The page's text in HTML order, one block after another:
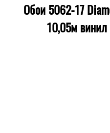
Обои 5062-17
10,05м